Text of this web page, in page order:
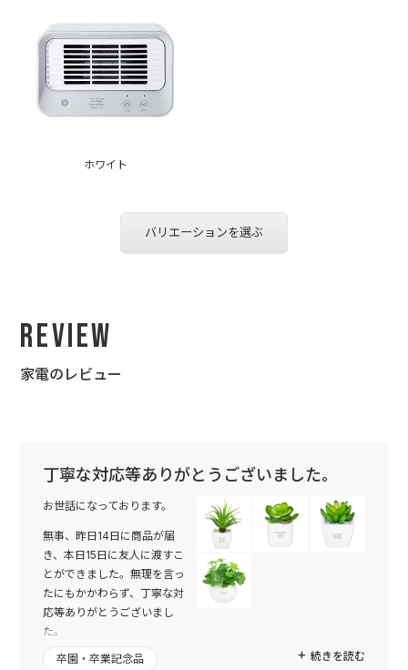
ホワイト
バリエーションを選ぶ
Review
家電のレビュー
丁寧な対応等ありがとうございました。
お世話になっております。
無事、昨日14日に商品が届
き、本日15日に友人に渡すこ
とができました。無理を言っ
たにもかかわらず、丁寧な対
応等ありがとうございまし
た。
私の分も購入したのですが、到着してさっそく開けさせていただ
続きを読む
卒園・卒業記念品